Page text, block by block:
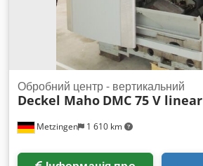
Metzingen 1 610 km
Обробний центр - вертикальний
Deckel Maho DMC 75 V linear